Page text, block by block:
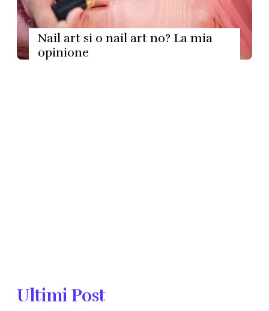
Nail art si o nail art no? La mia
opinione
Ultimi Post